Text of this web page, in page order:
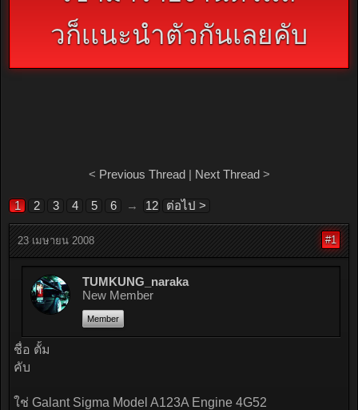
วก็เเนะนําตัวกันเลยคับ
< Previous Thread| Next Thread>
1 2 3 4 5 6 → 12 ต่อไป >
23 เมษายน 2008 #1
TUMKUNG_naraka
New Member
Member
ชื่อ ตั้ม
คับ
ใช่ Galant Sigma Model A123A Engine 4G52